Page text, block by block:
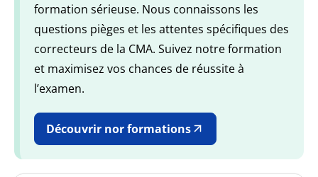
formation sérieuse. Nous connaissons les
questions pièges et les attentes spécifiques des
correcteurs de la CMA. Suivez notre formation
et maximisez vos chances de réussite à
l’examen.
Découvrir nor formations